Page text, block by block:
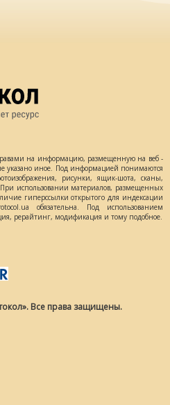
на информацию, размещенную на веб -
указано иное. Под информацией понимаются
рисунки, ящик-шота, сканы,
использовании материалов, размещенных
гиперссылки открытого для индексации
обязательна. Под использованием
рерайтинг, модификация и тому подобное.
Все права защищены.